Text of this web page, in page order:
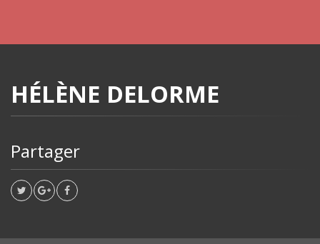
HÉLÈNE DELORME
Partager